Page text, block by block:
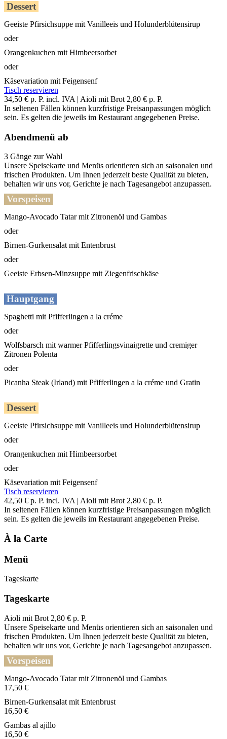
Dessert
Geeiste Pfirsichsuppe mit Vanilleeis und Holunderblütensirup
oder
Orangenkuchen mit Himbeersorbet
oder
Käsevariation mit Feigensenf
Tisch reservieren
34,50 € p. P. incl. IVA | Aioli mit Brot 2,80 € p. P.
In seltenen Fällen können kurzfristige Preisanpassungen möglich
sein. Es gelten die jeweils im Restaurant angegebenen Preise.
Abendmenü ab
3 Gänge zur Wahl
Unsere Speisekarte und Menüs orientieren sich an saisonalen und
frischen Produkten. Um Ihnen jederzeit beste Qualität zu bieten,
behalten wir uns vor, Gerichte je nach Tagesangebot anzupassen.
Vorspeisen
Mango-Avocado Tatar mit Zitronenöl und Gambas
oder
Birnen-Gurkensalat mit Entenbrust
oder
Geeiste Erbsen-Minzsuppe mit Ziegenfrischkäse
Hauptgang
Spaghetti mit Pfifferlingen a la créme
oder
Wolfsbarsch mit warmer Pfifferlingsvinaigrette und cremiger
Zitronen Polenta
oder
Picanha Steak (Irland) mit Pfifferlingen a la créme und Gratin
Dessert
Geeiste Pfirsichsuppe mit Vanilleeis und Holunderblütensirup
oder
Orangenkuchen mit Himbeersorbet
oder
Käsevariation mit Feigensenf
Tisch reservieren
42,50 € p. P. incl. IVA | Aioli mit Brot 2,80 € p. P.
In seltenen Fällen können kurzfristige Preisanpassungen möglich
sein. Es gelten die jeweils im Restaurant angegebenen Preise.
À la Carte
Menü
Tageskarte
Tageskarte
Aioli mit Brot 2,80 € p. P.
Unsere Speisekarte und Menüs orientieren sich an saisonalen und
frischen Produkten. Um Ihnen jederzeit beste Qualität zu bieten,
behalten wir uns vor, Gerichte je nach Tagesangebot anzupassen.
Vorspeisen
Mango-Avocado Tatar mit Zitronenöl und Gambas
17,50 €
Birnen-Gurkensalat mit Entenbrust
16,50 €
Gambas al ajillo
16,50 €